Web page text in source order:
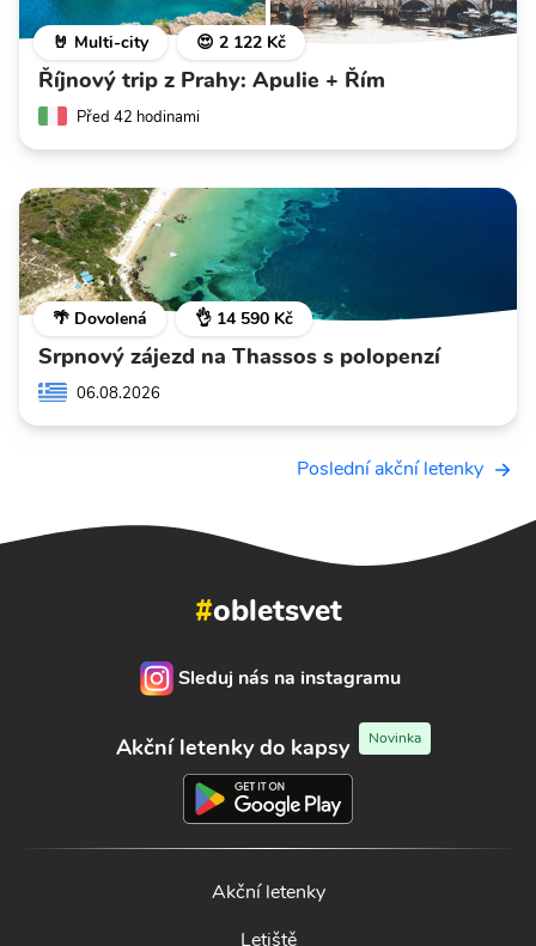
🤘 Multi-city 😍 2 122 Kč
Říjnový trip z Prahy: Apulie + Řím
Před 42 hodinami
🌴 Dovolená 👌 14 590 Kč
Srpnový zájezd na Thassos s polopenzí
06.08.2026
Poslední akční letenky
#obletsvet
Sleduj nás na instagramu
Akční letenky do kapsy Novinka
Akční letenky
Letiště